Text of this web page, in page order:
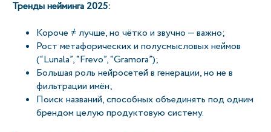
Тренды нейминга 2025:
Короче ≠ лучше, но чётко и звучно — важно;
Рост метафорических и полусмысловых неймов
(“Lunala”, “Frevo”, “Gramora”);
Большая роль нейросетей в генерации, но не в
фильтрации имён;
Поиск названий, способных объединять под одним
брендом целую продуктовую систему.